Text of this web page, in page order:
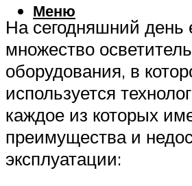
Меню
На сегодняшний день
множество
оборудования, в
используется
каждое из которых
преимущества и
эксплуатации: